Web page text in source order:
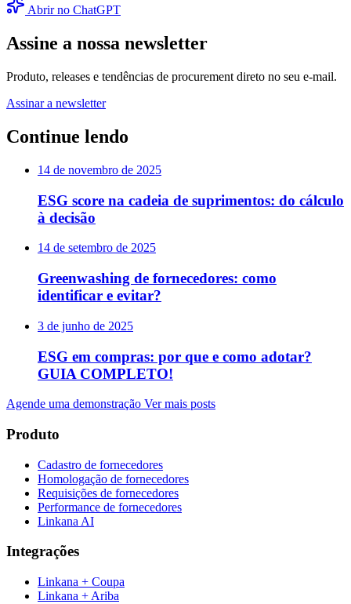
Abrir no ChatGPT
Assine a nossa newsletter
Produto, releases e tendências de procurement direto no seu e-mail.
Assinar a newsletter
Continue lendo
14 de novembro de 2025
ESG score na cadeia de suprimentos: do cálculo
à decisão
14 de setembro de 2025
Greenwashing de fornecedores: como
identificar e evitar?
3 de junho de 2025
ESG em compras: por que e como adotar?
GUIA COMPLETO!
Agende uma demonstração Ver mais posts
Produto
Cadastro de fornecedores
Homologação de fornecedores
Requisições de fornecedores
Performance de fornecedores
Linkana AI
Integrações
Linkana + Coupa
Linkana + Ariba